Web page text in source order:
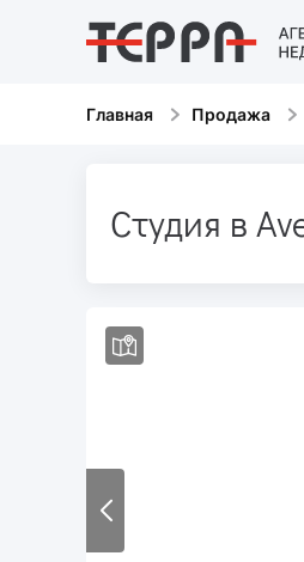
Главная Продажа
Студия в